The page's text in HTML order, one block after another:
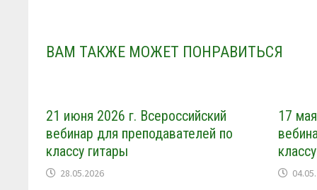
ВАМ ТАКЖЕ МОЖЕТ ПОНРАВИТЬСЯ
21 июня 2026 г. Всероссийский
вебинар для преподавателей по
классу гитары
28.05.2026
17